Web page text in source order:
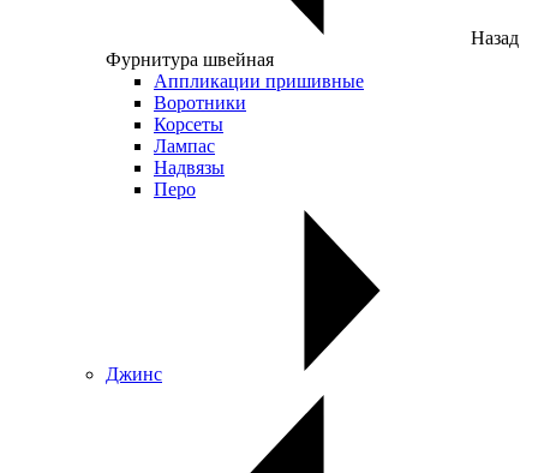
Назад
Фурнитура швейная
Аппликации пришивные
Воротники
Корсеты
Лампас
Надвязы
Перо
Джинс